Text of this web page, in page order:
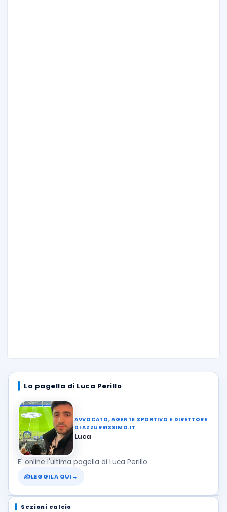
La pagella di Luca Perillo
AVVOCATO, AGENTE SPORTIVO E DIRETTORE
DI AZZURRISSIMO.IT
Luca
E' online l'ultima pagella di Luca Perillo
✍LEGGILA QUI →
Sezioni calcio